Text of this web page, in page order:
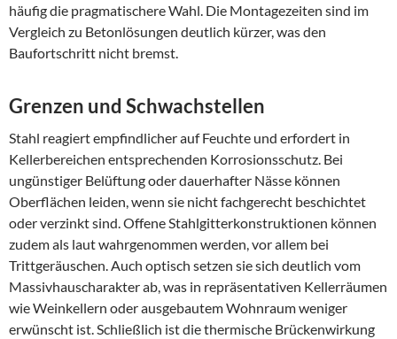
häufig die pragmatischere Wahl. Die Montagezeiten sind im
Vergleich zu Betonlösungen deutlich kürzer, was den
Baufortschritt nicht bremst.
Grenzen und Schwachstellen
Stahl reagiert empfindlicher auf Feuchte und erfordert in
Kellerbereichen entsprechenden Korrosionsschutz. Bei
ungünstiger Belüftung oder dauerhafter Nässe können
Oberflächen leiden, wenn sie nicht fachgerecht beschichtet
oder verzinkt sind. Offene Stahlgitterkonstruktionen können
zudem als laut wahrgenommen werden, vor allem bei
Trittgeräuschen. Auch optisch setzen sie sich deutlich vom
Massivhauscharakter ab, was in repräsentativen Kellerräumen
wie Weinkellern oder ausgebautem Wohnraum weniger
erwünscht ist. Schließlich ist die thermische Brückenwirkung